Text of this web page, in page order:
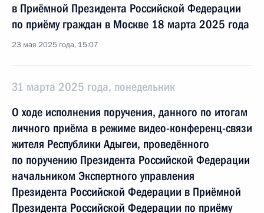
в Приёмной Президента Российской Федерации
по приёму граждан в Москве 18 марта 2025 года
23 мая 2025 года, 15:07
31 марта 2025 года, понедельник
О ходе исполнения поручения, данного по итогам
личного приёма в режиме видео-конференц-связи
жителя Республики Адыгеи, проведённого
по поручению Президента Российской Федерации
начальником Экспертного управления
Президента Российской Федерации в Приёмной
Президента Российской Федерации по приёму